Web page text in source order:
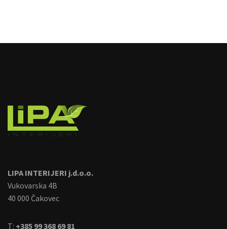
LIPA INTERIJERI j.d.o.o.
Vukovarska 4B
40 000 Čakovec
T: +385 99 368 69 81